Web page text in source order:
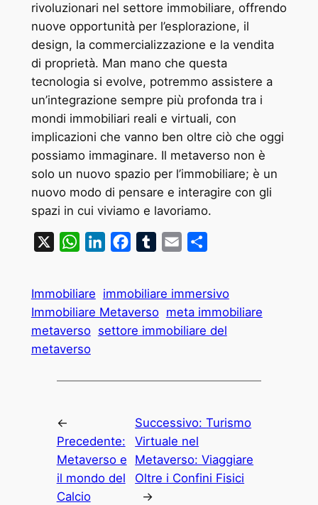
rivoluzionari nel settore immobiliare, offrendo
nuove opportunità per l’esplorazione, il
design, la commercializzazione e la vendita
di proprietà. Man mano che questa
tecnologia si evolve, potremmo assistere a
un’integrazione sempre più profonda tra i
mondi immobiliari reali e virtuali, con
implicazioni che vanno ben oltre ciò che oggi
possiamo immaginare. Il metaverso non è
solo un nuovo spazio per l’immobiliare; è un
nuovo modo di pensare e interagire con gli
spazi in cui viviamo e lavoriamo.
WhatsAppLinkedInFacebookTumblrEmail
Immobiliare immobiliare immersivo
Immobiliare Metaverso meta immobiliare
metaverso settore immobiliare del
metaverso
←
Precedente:
Metaverso e
il mondo del
Calcio
Successivo:Turismo
Virtuale nel
Metaverso: Viaggiare
Oltre i Confini Fisici
→